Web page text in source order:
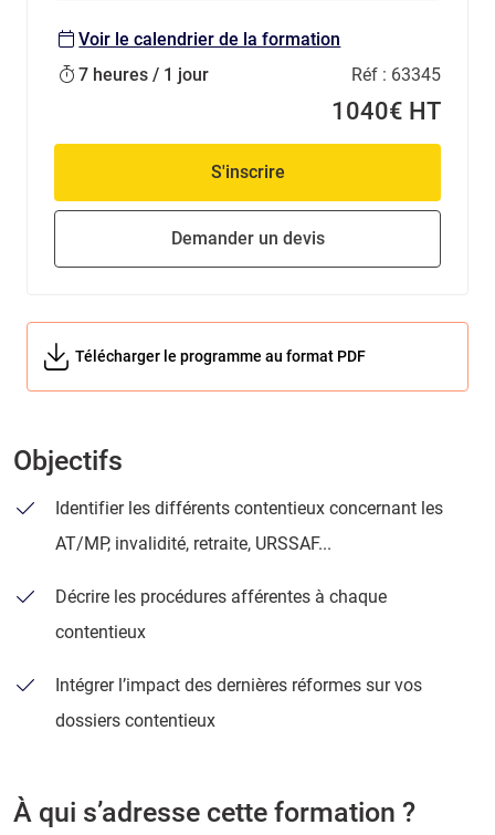
Voir le calendrier de la formation
7 heures / 1 jour
Réf : 63345
1040€ HT
S'inscrire
Demander un devis
Télécharger le programme au format PDF
Objectifs
Identifier les différents contentieux concernant les
AT/MP, invalidité, retraite, URSSAF...
Décrire les procédures afférentes à chaque
contentieux
Intégrer l’impact des dernières réformes sur vos
dossiers contentieux
À qui s’adresse cette formation ?